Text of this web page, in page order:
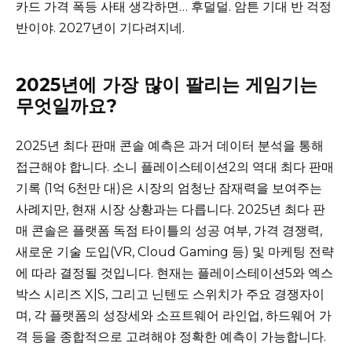
카드 가격 폭등 사태 생각하면… 후덜덜. 암튼 기대 반 걱정
반이야. 2027년이 기다려지네.
2025년에 가장 많이 팔리는 게임기는
무엇일까요?
2025년 최다 판매 콘솔 예측은 과거 데이터 분석을 통해
접근해야 합니다. 소니 플레이스테이션2의 역대 최다 판매
기록 (1억 6천만 대)은 시장의 엄청난 잠재력을 보여주는
사례지만, 현재 시장 상황과는 다릅니다. 2025년 최다 판
매 콘솔은 플랫폼 독점 타이틀의 성공 여부, 가격 경쟁력,
새로운 기술 도입(VR, Cloud Gaming 등) 및 마케팅 전략
에 따라 결정될 것입니다. 현재는 플레이스테이션5와 엑스
박스 시리즈 X|S, 그리고 닌텐도 스위치가 주요 경쟁자이
며, 각 플랫폼의 성장세와 소프트웨어 라인업, 하드웨어 가
격 등을 종합적으로 고려해야 정확한 예측이 가능합니다.